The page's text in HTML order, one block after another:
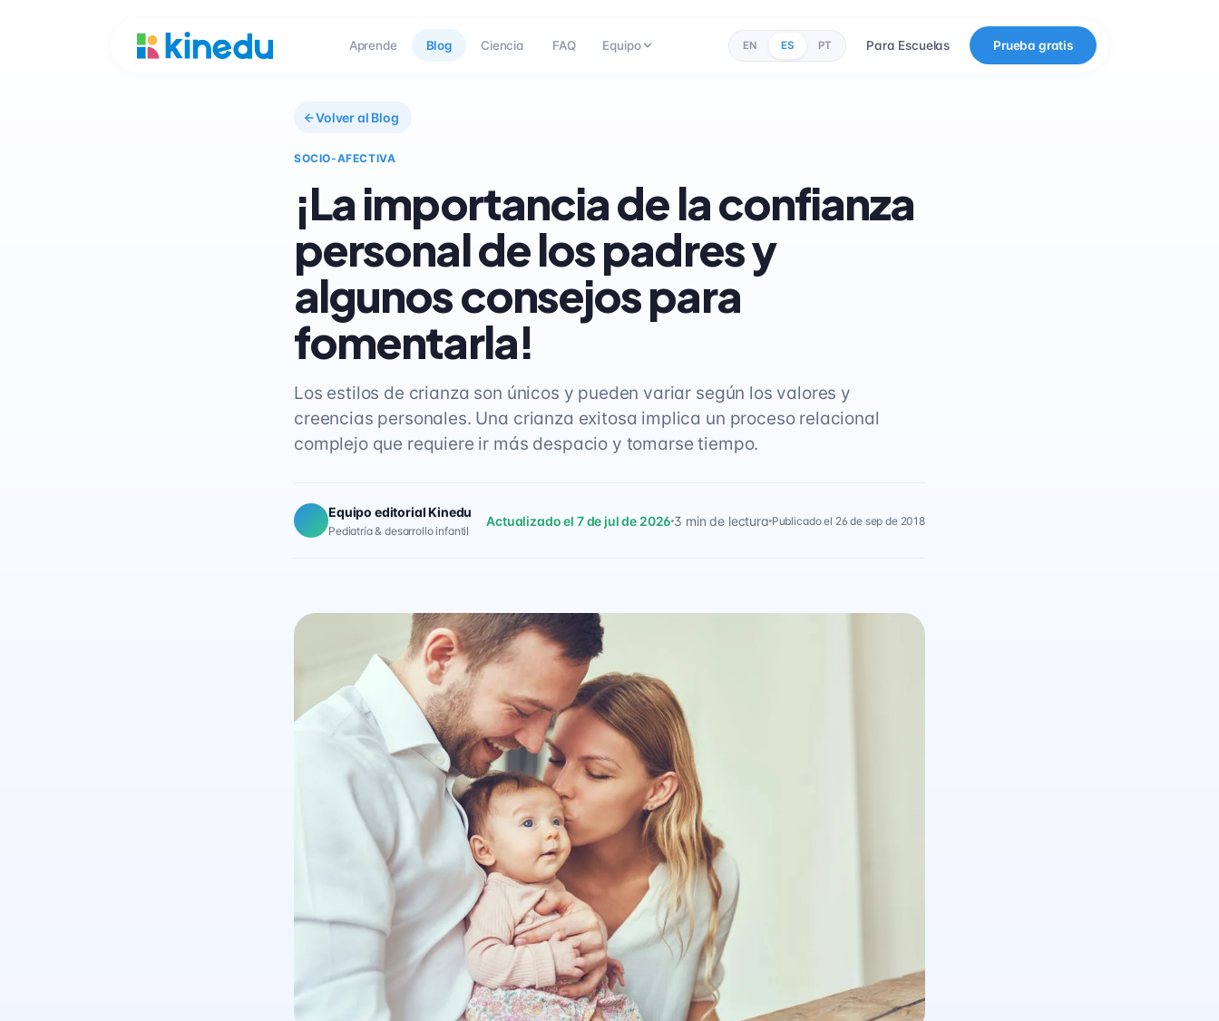
Aprende Blog Ciencia FAQ Equipo EN ES PT Para Escuelas Prueba gratis
Volver al Blog
SOCIO-AFECTIVA
¡La importancia de la confianza
personal de los padres y
algunos consejos para
fomentarla!
Los estilos de crianza son únicos y pueden variar según los valores y
creencias personales. Una crianza exitosa implica un proceso relacional
complejo que requiere ir más despacio y tomarse tiempo.
Equipo editorial Kinedu
Pediatría & desarrollo infantil
Actualizado el 7 de jul de 2026 3 min de lectura Publicado el 26 de sep de 2018